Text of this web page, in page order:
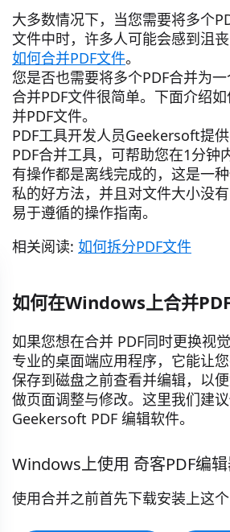
大多数情况下，当您需要将多个
文件中时，许多人可能会感到沮
如何合并PDF文件。
您是否也需要将多个PDF合并为
合并PDF文件很简单。下面介绍
并PDF文件。
PDF工具开发人员Geekersoft提
PDF合并工具，可帮助您在1分钟
有操作都是离线完成的，这是一
私的好方法，并且对文件大小没
易于遵循的操作指南。
相关阅读: 如何拆分PDF文件
如何在Windows上合并
如果您想在合并 PDF同时更换视
专业的桌面端应用程序，它能让
保存到磁盘之前查看并编辑，以
做页面调整与修改。这里我们建
Geekersoft PDF 编辑软件。
Windows上使用 奇客PDF编
使用合并之前首先下载安装上这个